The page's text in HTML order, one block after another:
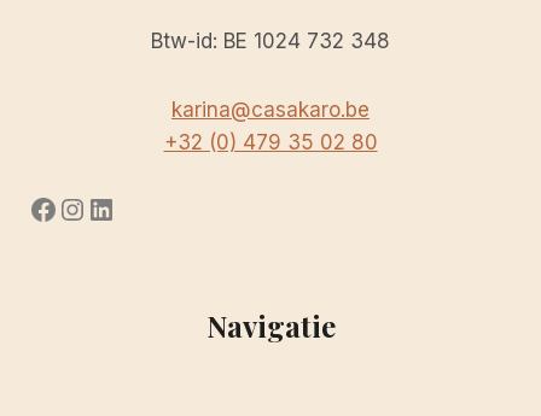
Btw-id: BE 1024 732 348
karina@casakaro.be
+32 (0) 479 35 02 80
Facebook
Instagram
LinkedIn
Navigatie